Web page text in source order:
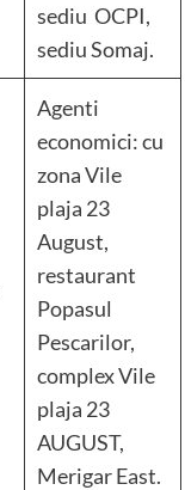
sediu OCPI,
sediu Somaj.
Agenti
economici: cu
zona Vile
plaja 23
August,
restaurant
Popasul
Pescarilor,
complex Vile
plaja 23
AUGUST,
Merigar East.